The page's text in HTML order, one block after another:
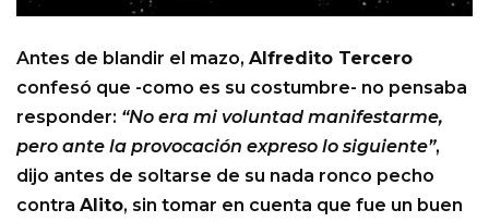
Antes de blandir el mazo, Alfredito Tercero
confesó que -como es su costumbre- no pensaba
responder: “No era mi voluntad manifestarme,
pero ante la provocación expreso lo siguiente”,
dijo antes de soltarse de su nada ronco pecho
contra Alito, sin tomar en cuenta que fue un buen